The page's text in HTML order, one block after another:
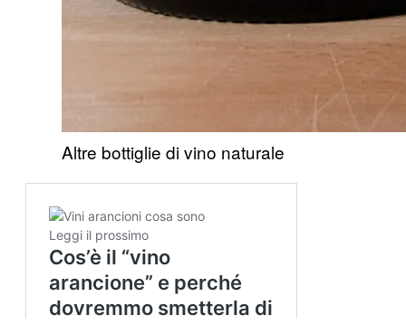
Altre bottiglie di vino naturale